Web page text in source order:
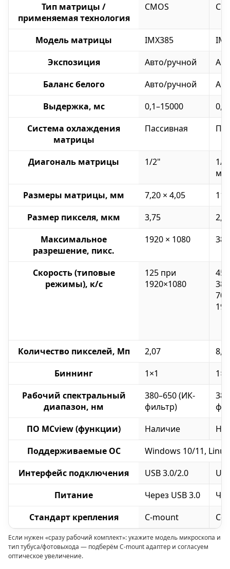
Тип матрицы /
применяемая технология
CMOS
Модель матрицы IMX385
Экспозиция
Авто/ручной
Баланс белого
Авто/ручной
Выдержка, мс
0,1–15000
Система охлаждения
матрицы
Пассивная
Диагональ матрицы 1/2"
1/
мм)
Размеры матрицы, мм
7,20 × 4,05
Размер пикселя, мкм
3,75
2,9
Максимальное
разрешение, пикс.
1920 × 1080
Скорость (типовые
режимы), к/с
125 при
1920×1080
45
70
Количество пикселей, Мп 2,07
Биннинг
1×1
Рабочий спектральный
диапазон, нм
380–650 (ИК-
фильтр)
ПО MCview (функции)
Наличие
Поддерживаемые ОС
Windows 10/11,
Интерфейс подключения
USB 3.0/2.0
Питание
Через USB 3.0
Стандарт крепления
C-mount C-
Если нужен «сразу рабочий комплект»: укажите модель микроскопа и
тип тубуса/фотовыхода — подберём C-mount адаптер и согласуем
оптическое увеличение.